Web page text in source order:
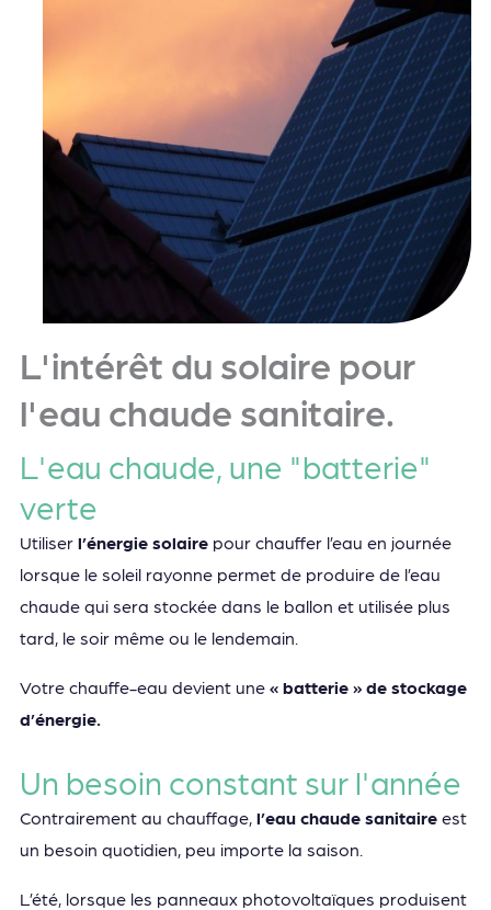
L'intérêt du solaire pour
l'eau chaude sanitaire.
L'eau chaude, une "batterie"
verte
Utiliser l’énergie solairepour chauffer l’eau en journée
lorsque le soleil rayonne permet de produire de l’eau
chaude qui sera stockée dans le ballon et utilisée plus
tard, le soir même ou le lendemain.
Votre chauffe-eau devient une « batterie » de stockage
d’énergie.
Un besoin constant sur l'année​
Contrairement au chauffage, l’eau chaude sanitaireest
un besoin quotidien, peu importe la saison.
L’été, lorsque les panneaux photovoltaïques produisent